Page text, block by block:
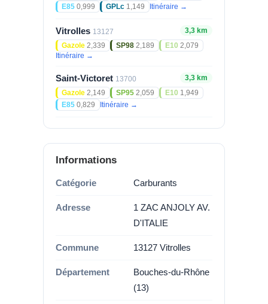
E85 0,999 GPLc 1,149 Itinéraire →
Vitrolles 13127
3,3 km
Gazole 2,339 SP98 2,189 E10 2,079
Itinéraire →
Saint-Victoret 13700
3,3 km
Gazole 2,149 SP95 2,059 E10 1,949
E85 0,829 Itinéraire →
Informations
Catégorie Carburants
Adresse
1 ZAC ANJOLY AV.
D'ITALIE
Commune 13127 Vitrolles
Département
Bouches-du-Rhône
(13)